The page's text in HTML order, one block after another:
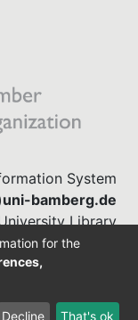
System
bamberg.de
Library
863-1568
for the
Decline That's ok